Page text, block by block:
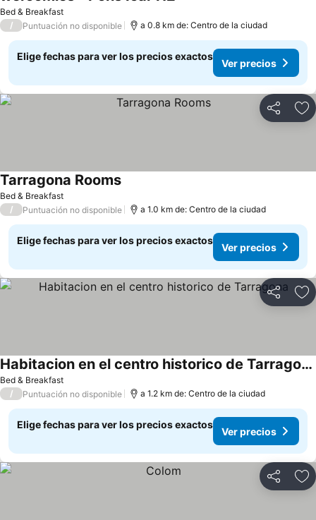
Bed & Breakfast
/ Puntuación no disponible a 0.8 km de: Centro de la ciudad
Elige fechas para ver los precios exactos
Ver precios
Compartir
Bed & Breakfast
Tarragona RoomsVer precios
/ Puntuación no disponible a 1.0 km de: Centro de la ciudad
Elige fechas para ver los precios exactos
Ver precios
Compartir
Bed & Breakfast
Habitacion en el centro historico de Tarragona
Ver precios
/ Puntuación no disponible a 1.2 km de: Centro de la ciudad
Elige fechas para ver los precios exactos
Ver precios
Compartir